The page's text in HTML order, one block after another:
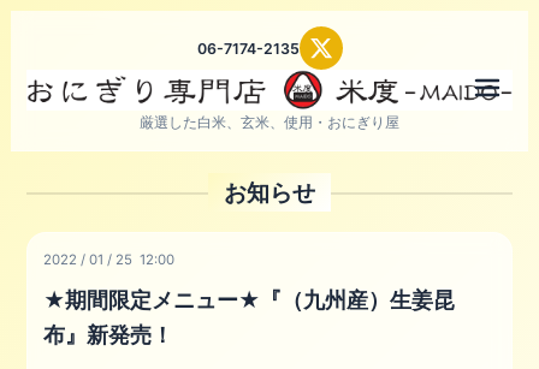
06-7174-2135
厳選した白米、玄米、使用・おにぎり屋
お知らせ
2022 /01 / 25 12:00
★期間限定メニュー★『（九州産）生姜昆
布』新発売！